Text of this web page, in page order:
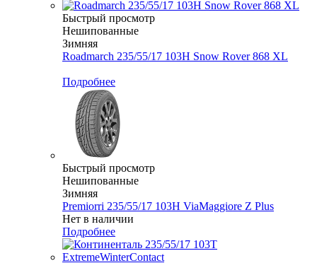
Быстрый просмотр
Нешипованные
Зимняя
Roadmarch 235/55/17 103H Snow Rover 868 XL
Подробнее
Быстрый просмотр
Нешипованные
Зимняя
Premiorri 235/55/17 103H ViaMaggiore Z Plus
Нет в наличии
Подробнее